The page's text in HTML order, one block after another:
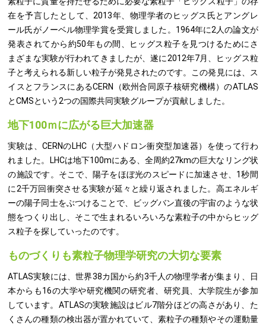
在を予言したとして、2013年、物理学者のヒッグス氏とアングレ
ール氏がノーベル物理学賞を受賞しました。1964年に2人の論文が
発表されてから約50年もの間、ヒッグス粒子を見つけるためにさ
まざまな実験が行われてきましたが、遂に2012年7月、ヒッグス粒
子と考えられる新しい粒子が発見されたのです。この発見には、ス
イスとフランスにあるCERN（欧州合同原子核研究機構）のATLAS
とCMSという2つの国際共同実験グループが貢献しました。
地下100ｍに広がる巨大加速器
実験は、CERNのLHC（大型ハドロン衝突型加速器）を使って行わ
れました。LHCは地下100mにある、全周約27kmの巨大なリング状
の施設です。そこで、陽子をほぼ光のスピードに加速させ、1秒間
に2千万回衝突させる実験が延々と繰り返されました。高エネルギ
ーの陽子同士をぶつけることで、ビッグバン直後の宇宙のような状
態をつくり出し、そこで生まれるいろいろな素粒子の中からヒッグ
ス粒子を探していったのです。
ものづくりも素粒子物理学研究の大切な要素
ATLAS実験には、世界38カ国から約3千人の物理学者が集まり、日
本からも16の大学や研究機関の研究者、研究員、大学院生が参加
しています。ATLASの実験施設はビル7階分ほどの高さがあり、た
くさんの種類の検出器が置かれていて、素粒子の種類やその運動量